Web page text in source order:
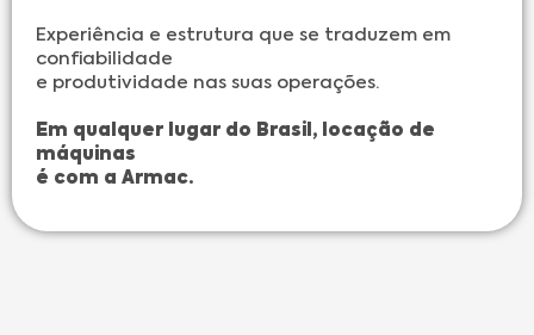
Experiência e estrutura que se traduzem em
confiabilidade
e produtividade nas suas operações.
Em qualquer lugar do Brasil, locação de
máquinas
é com a Armac.